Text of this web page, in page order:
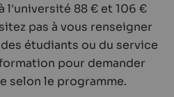
l'université 88 € et 106 €
pas à vous renseigner
étudiants ou du service
pour demander
selon le programme.